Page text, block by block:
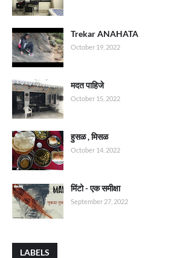
Trekar ANAHATA
October 19, 2022
मदत पाहिजे
October 15, 2022
हुसळ , मिसळ
October 14, 2022
मिंटो - एक समीक्षा
September 27, 2022
LABELS